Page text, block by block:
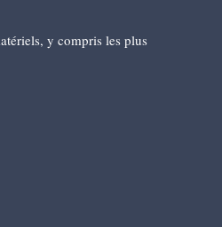
y compris les plus